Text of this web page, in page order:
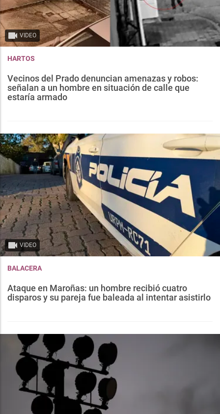
VIDEO
HARTOS
Vecinos del Prado denuncian amenazas y robos:
señalan a un hombre en situación de calle que
estaría armado
VIDEO
BALACERA
Ataque en Maroñas: un hombre recibió cuatro
disparos y su pareja fue baleada al intentar asistirlo